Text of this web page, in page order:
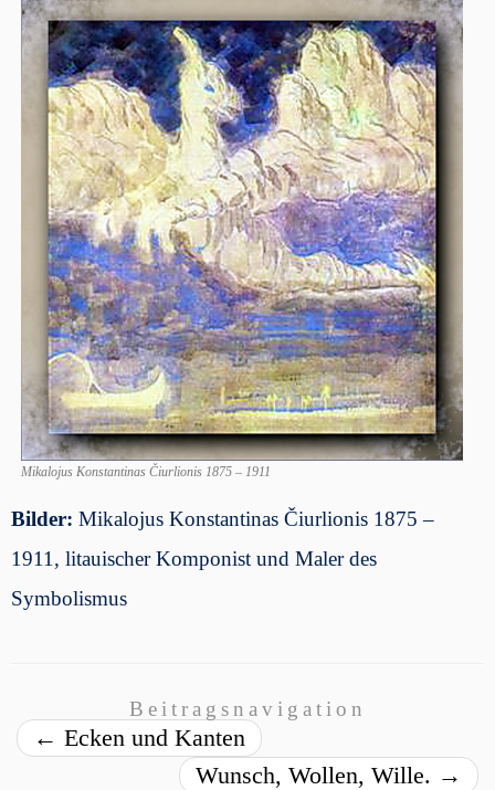
Mikalojus Konstantinas Čiurlionis 1875 – 1911
Bilder: Mikalojus Konstantinas Čiurlionis 1875 –
1911, litauischer Komponist und Maler des
Symbolismus
Beitragsnavigation
← Ecken und Kanten
Wunsch, Wollen, Wille. →